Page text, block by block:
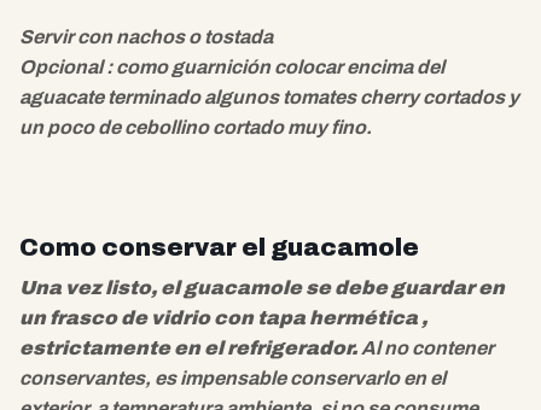
Servir con nachos o tostada
Opcional : como guarnición colocar encima del
aguacate terminado algunos tomates cherry cortados y
un poco de cebollino cortado muy fino.
Como conservar el guacamole
Una vez listo, el guacamole se debe guardar en
un frasco de vidrio con tapa hermética ,
estrictamente en el refrigerador. Al no contener
conservantes, es impensable conservarlo en el